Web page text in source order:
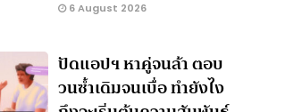
6 August 2026
ปัดแอปฯ หาคู่จนล้า ตอบ
วนซ้ำเดิมจนเบื่อ ทำยังไง